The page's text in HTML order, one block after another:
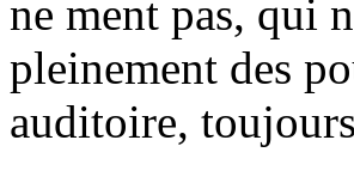
ne ment pas, qui
pleinement des
auditoire,